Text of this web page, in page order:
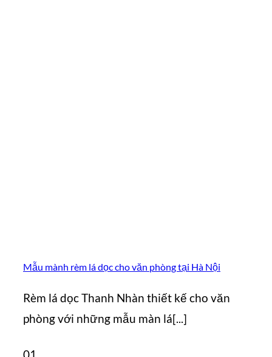
Mẫu mành rèm lá dọc cho văn phòng tại Hà Nội
Rèm lá dọc Thanh Nhàn thiết kế cho văn
phòng với những mẫu màn lá[...]